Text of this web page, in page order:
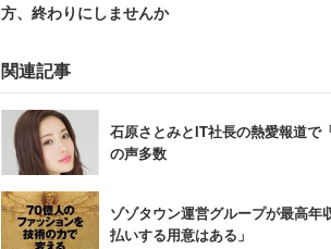
確かに、美しい相手に惹かれるのは男
われればそんな気もする。たが、石原
のだから、IT長者だから付き合うとい
レンジ精神や頭の良さが魅力としてあ
ただ、古来より王様や貴族は美人を選
方、終わりにしませんか
関連記事
石原さとみとIT社長の熱愛報道で
の声多数
ゾゾタウン運営グループが最高
払いする用意はある」